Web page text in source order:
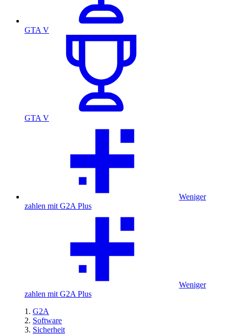
GTA V
GTA V
Weniger
zahlen mit G2A Plus
Weniger
zahlen mit G2A Plus
G2A
Software
Sicherheit